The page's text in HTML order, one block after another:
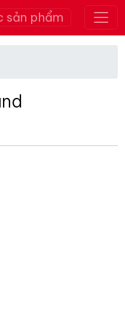
sản phẩm